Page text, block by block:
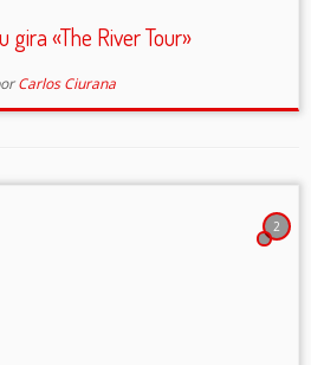
gira «The River Tour»
Carlos Ciurana
2